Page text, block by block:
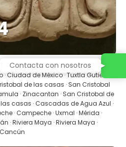
Ver
México · Ciudad de México · Ciudad
Ciudad de México · Tuxtla Gutierrez ·
de las casas · San Cristobal
· Zinacantan · San Cristobal de
casas · Cascadas de Agua Azul ·
· Campeche · Uxmal · Mérida ·
· Riviera Maya · Riviera Maya ·
Cancún
Contacta con nosotros